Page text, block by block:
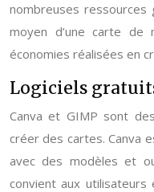
nombreuses
moyen d’une carte
économies réalisées en
Logiciels
Canva et GIMP sont
créer des cartes. Canva
avec des modèles et
convient aux utilisateurs